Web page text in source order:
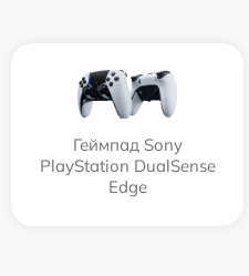
Геймпад Sony
PlayStation DualSense
Edge